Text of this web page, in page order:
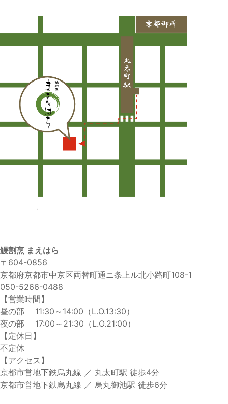
鰻割烹 まえはら
〒604-0856
京都府京都市中京区両替町通ニ条上ル北小路町108-1
050-5266-0488
【営業時間】
昼の部 11:30～14:00（L.O.13:30）
夜の部 17:00～21:30（L.O.21:00）
【定休日】
不定休
【アクセス】
京都市営地下鉄烏丸線 ／ 丸太町駅 徒歩4分
京都市営地下鉄烏丸線 ／ 烏丸御池駅 徒歩6分